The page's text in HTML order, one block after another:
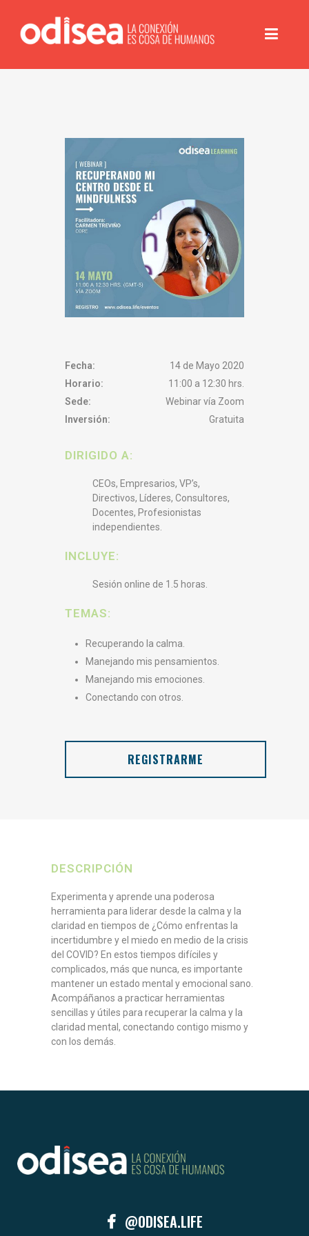
Fecha:
14 de Mayo 2020
Horario:
11:00 a 12:30 hrs.
Sede:
Webinar vía Zoom
Inversión:
Gratuita
DIRIGIDO A:
CEOs, Empresarios, VP’s,
Directivos, Líderes, Consultores,
Docentes, Profesionistas
independientes.
INCLUYE:
Sesión online de 1.5 horas.
TEMAS:
Recuperando la calma.
Manejando mis pensamientos.
Manejando mis emociones.
Conectando con otros.
REGISTRARME
DESCRIPCIÓN
Experimenta y aprende una poderosa
herramienta para liderar desde la calma y la
claridad en tiempos de ¿Cómo enfrentas la
incertidumbre y el miedo en medio de la crisis
del COVID? En estos tiempos difíciles y
complicados, más que nunca, es importante
mantener un estado mental y emocional sano.
Acompáñanos a practicar herramientas
sencillas y útiles para recuperar la calma y la
claridad mental, conectando contigo mismo y
con los demás.
@ODISEA.LIFE